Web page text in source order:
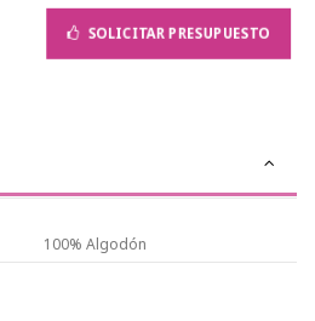
SOLICITAR PRESUPUESTO
100% Algodón